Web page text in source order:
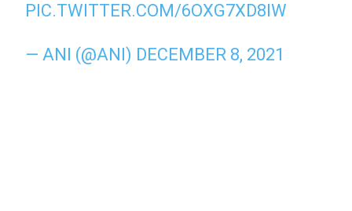
PIC.TWITTER.COM/6OXG7XD8IW
— ANI (@ANI) DECEMBER 8, 2021